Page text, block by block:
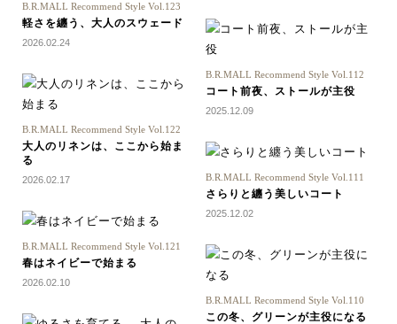
B.R.MALL Recommend Style Vol.123
軽さを纏う、大人のスウェード
2026.02.24
B.R.MALL Recommend Style Vol.122
大人のリネンは、ここから始ま
る
2026.02.17
B.R.MALL Recommend Style Vol.121
春はネイビーで始まる
2026.02.10
B.R.MALL Recommend Style Vol.112
コート前夜、ストールが主役
2025.12.09
B.R.MALL Recommend Style Vol.111
さらりと纏う美しいコート
2025.12.02
B.R.MALL Recommend Style Vol.110
この冬、グリーンが主役になる